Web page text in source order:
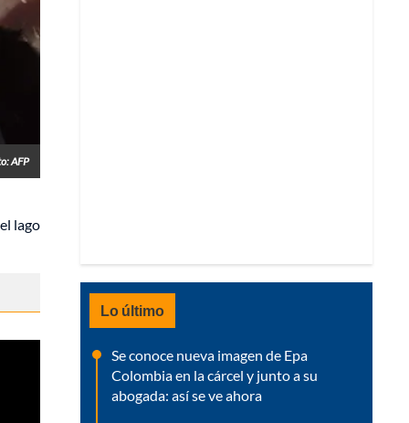
AFP
lago
Lo último
Se conoce nueva imagen de Epa
Colombia en la cárcel y junto a su
abogada: así se ve ahora